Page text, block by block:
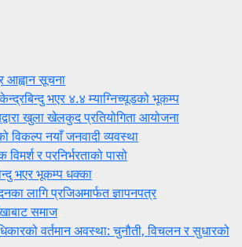
आह्वान सूचना
भएर ४.४ म्याग्निच्यूडको भूकम्प
खुला खेलकुद प्रतियोगिता आयोजना
विकल्प नयाँ जनवादी व्यवस्था
र परनिर्भरताको पासो
भएर भूकम्प धक्का
लागि प्रजिअमार्फत ज्ञापनपत्र
समाज
वर्तमान अवस्था: चुनौती, विचलन र सुधारको